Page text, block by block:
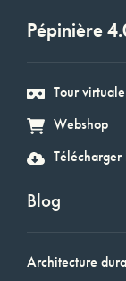
Pépinière
Tour virtuale
Webshop
Télécharger
Blog
Architecture